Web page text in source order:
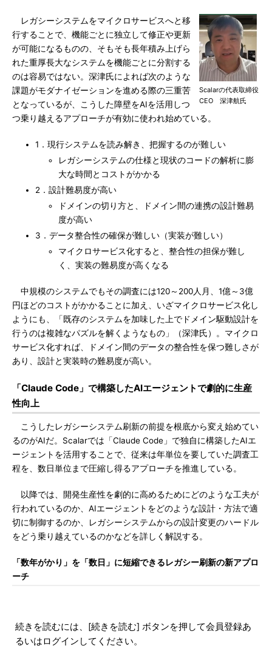
Scalarの代表取締役
CEO 深津航氏
レガシーシステムをマイクロサービスへと移
行することで、機能ごとに独立して修正や更新
が可能になるものの、そもそも長年積み上げら
れた重厚長大なシステムを機能ごとに分割する
のは容易ではない。深津氏によれば次のような
課題がモダナイゼーションを進める際の三重苦
となっているが、こうした障壁をAIを活用しつ
つ乗り越えるアプローチが有効に使われ始めている。
1．現行システムを読み解き、把握するのが難しい
レガシーシステムの仕様と現状のコードの解析に膨
大な時間とコストがかかる
2．設計難易度が高い
ドメインの切り方と、ドメイン間の連携の設計難易
度が高い
3．データ整合性の確保が難しい（実装が難しい）
マイクロサービス化すると、整合性の担保が難し
く、実装の難易度が高くなる
中規模のシステムでもその調査には120～200人月、1億～3億
円ほどのコストがかかることに加え、いざマイクロサービス化し
ようにも、「既存のシステムを加味した上でドメイン駆動設計を
行うのは複雑なパズルを解くようなもの」（深津氏）。マイクロ
サービス化すれば、ドメイン間のデータの整合性を保つ難しさが
あり、設計と実装時の難易度が高い。
「Claude Code」で構築したAIエージェントで劇的に生産
性向上
こうしたレガシーシステム刷新の前提を根底から変え始めてい
るのがAIだ。Scalarでは「Claude Code」で独自に構築したAIエ
ージェントを活用することで、従来は年単位を要していた調査工
程を、数日単位まで圧縮し得るアプローチを推進している。
以降では、開発生産性を劇的に高めるためにどのような工夫が
行われているのか、AIエージェントをどのような設計・方法で適
切に制御するのか、レガシーシステムからの設計変更のハードル
をどう乗り越えているのかなどを詳しく解説する。
「数年がかり」を「数日」に短縮できるレガシー刷新の新アプロ
ーチ
続きを読むには、[続きを読む] ボタンを押して会員登録あ
るいはログインしてください。